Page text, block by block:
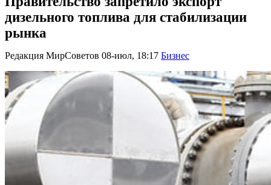
дизельного топлива для стабилизации
рынка
Редакция МирСоветов 08-июл, 18:17 Бизнес